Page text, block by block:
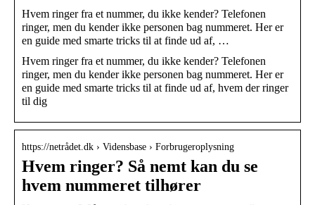
Hvem ringer fra et nummer, du ikke kender? Telefonen
ringer, men du kender ikke personen bag nummeret. Her er
en guide med smarte tricks til at finde ud af, …
Hvem ringer fra et nummer, du ikke kender? Telefonen
ringer, men du kender ikke personen bag nummeret. Her er
en guide med smarte tricks til at finde ud af, hvem der ringer
til dig
https://netrådet.dk › Vidensbase › Forbrugeroplysning
Hvem ringer? Så nemt kan du se
hvem nummeret tilhører